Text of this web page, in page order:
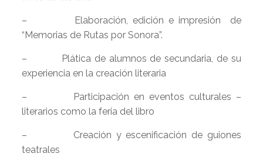
– Elaboración, edición e impresión de
“Memorias de Rutas por Sonora”.
– Plática de alumnos de secundaria, de su
experiencia en la creación literaria
– Participación en eventos culturales –
literarios como la feria del libro
– Creación y escenificación de guiones
teatrales